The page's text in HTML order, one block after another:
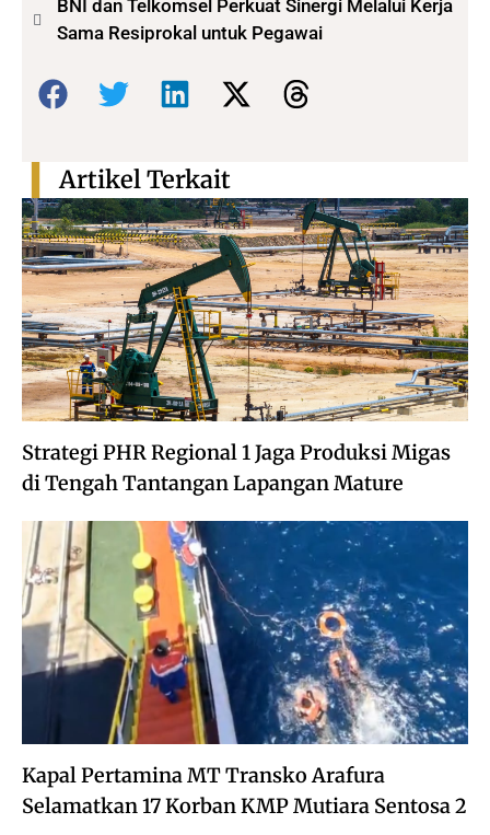
BNI dan Telkomsel Perkuat Sinergi Melalui Kerja
Sama Resiprokal untuk Pegawai
Bagikan:
Strategi PHR Regional 1 Jaga Produksi Migas
di Tengah Tantangan Lapangan Mature
Kapal Pertamina MT Transko Arafura
Selamatkan 17 Korban KMP Mutiara Sentosa 2
Artikel Terkait